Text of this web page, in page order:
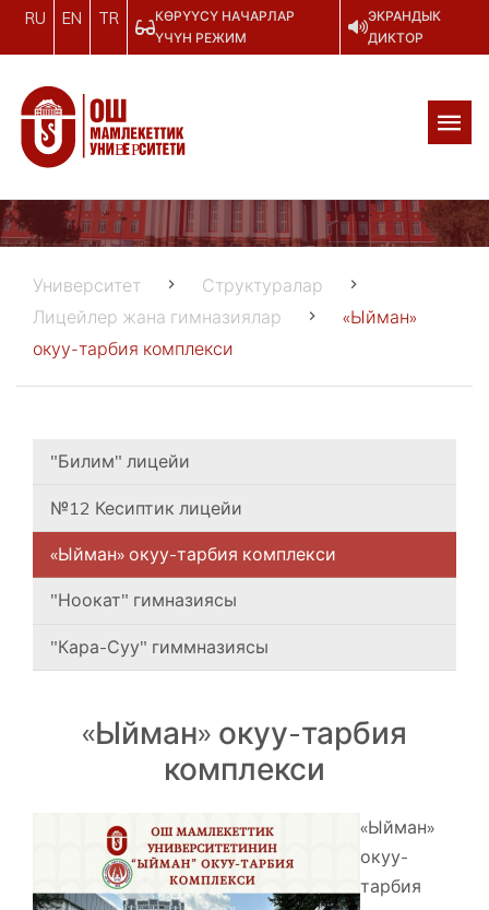
RU EN TR
КӨРҮҮСҮ НАЧАРЛАР
ҮЧҮН РЕЖИМ
ЭКРАНДЫК
ДИКТОР
Университет
Структуралар
Лицейлер жана гимназиялар
«Ыйман»
окуу-тарбия комплекси
"Билим" лицейи
№12 Кесиптик лицейи
«Ыйман» окуу-тарбия комплекси
"Ноокат" гимназиясы
"Кара-Суу" гиммназиясы
«Ыйман» окуу-тарбия
комплекси
«Ыйман»
окуу-
тарбия